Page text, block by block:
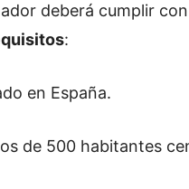
deberá cumplir
:
en España.
de 500 habitantes